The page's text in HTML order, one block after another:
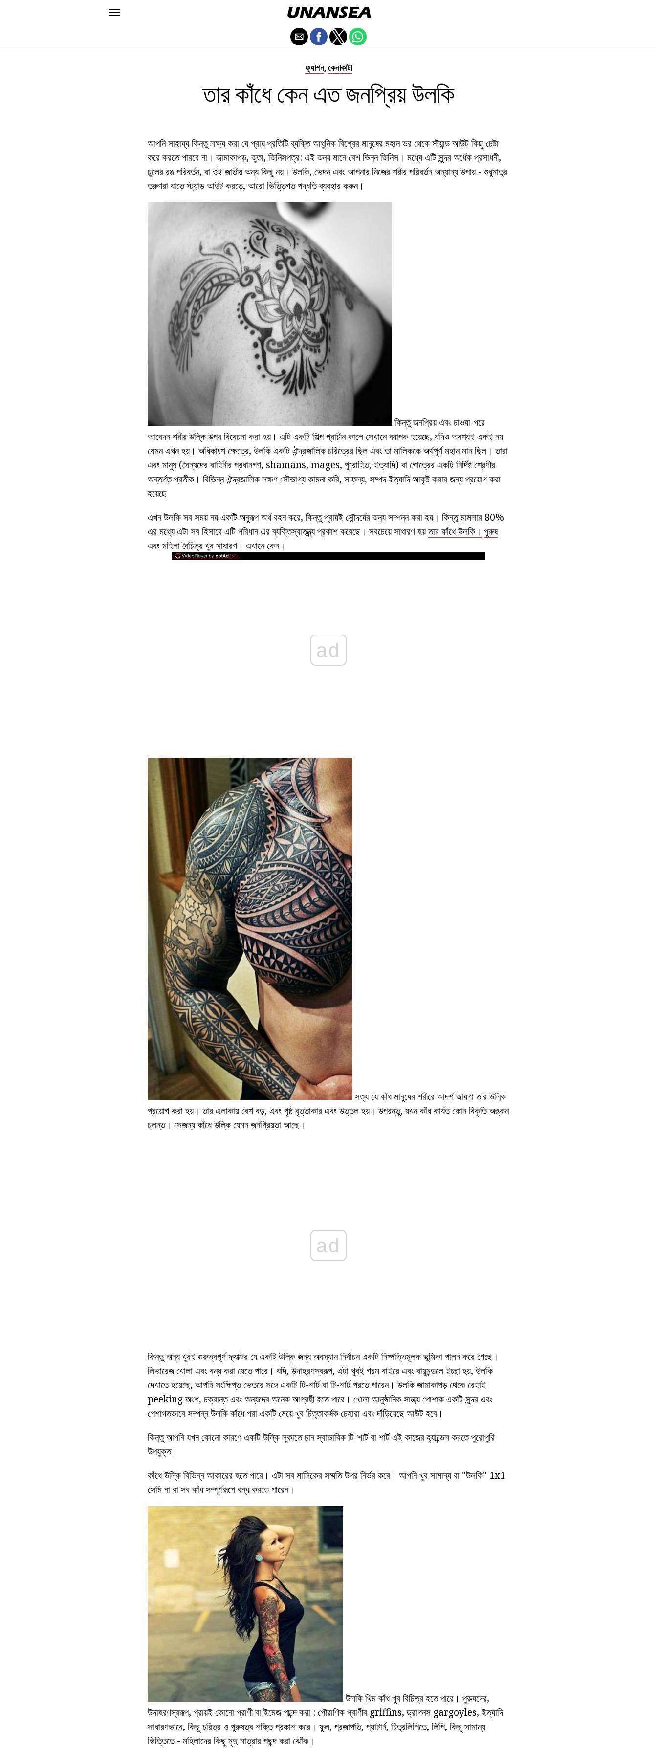
ফ্যাশন, কেনাকাটা
তার কাঁধে কেন এত জনপ্রিয় উলকি
আপনি সাহায্য কিন্তু লক্ষ্য করা যে প্রায় প্রতিটি ব্যক্তি আধুনিক বিশ্বের মানুষের মহান ভর থেকে স্ট্যান্ড আউট কিছু চেষ্টা
করে করতে পারবে না। জামাকাপড়, জুতা, জিনিসপত্র: এই জন্য মানে বেশ ভিন্ন জিনিস। মধ্যে এটি সুন্দর অর্ধেক প্রসাধনী,
চুলের রঙ পরিবর্তন, বা ওই জাতীয় অন্য কিছু নয়। উলকি, ভেদন এবং আপনার নিজের শরীর পরিবর্তন অন্যান্য উপায় - শুধুমাত্র
তরুণরা যাতে স্ট্যান্ড আউট করতে, আরো ভিত্তিগত পদ্ধতি ব্যবহার করুন।
কিন্তু জনপ্রিয় এবং চাওয়া-পরে
আবেদন শরীর উল্কি উপর বিবেচনা করা হয়। এটি একটি শিল্প প্রাচীন কালে সেখানে ব্যাপক হয়েছে, যদিও অবশ্যই একই নয়
যেমন এখন হয়। অধিকাংশ ক্ষেত্রে, উলকি একটি ঐন্দ্রজালিক চরিত্রের ছিল এবং তা মালিককে অর্থপূর্ণ মহান মান ছিল। তারা
এবং মানুষ (সৈন্যদের বাহিনীর প্রধানগণ, shamans, mages, পুরোহিত, ইত্যাদি) বা গোত্রের একটি নির্দিষ্ট শ্রেণীর
অন্তর্গত প্রতীক। বিভিন্ন ঐন্দ্রজালিক লক্ষণ সৌভাগ্য কামনা করি, সাফল্য, সম্পদ ইত্যাদি আকৃষ্ট করার জন্য প্রয়োগ করা
হয়েছে
এখন উলকি সব সময় নয় একটি অনুরূপ অর্থ বহন করে, কিন্তু প্রায়ই সৌন্দর্যের জন্য সম্পন্ন করা হয়। কিন্তু মামলার 80%
এর মধ্যে এটা সব হিসাবে এটি পরিধান এর ব্যক্তিস্বাতন্ত্র্য প্রকাশ করেছে। সবচেয়ে সাধারণ হয়তার কাঁধে উলকি। পুরুষ
এবং মহিলা বৈচিত্র খুব সাধারণ। এখানে কেন।
ad
সত্য যে কাঁধ মানুষের শরীরে আদর্শ জায়গা তার উল্কি
প্রয়োগ করা হয়। তার এলাকায় বেশ বড়, এবং পৃষ্ঠ বৃত্তাকার এবং উত্তল হয়। উপরন্তু, যখন কাঁধ কার্যত কোন বিকৃতি অঙ্কন
চলন্ত। সেজন্য কাঁধে উল্কি যেমন জনপ্রিয়তা আছে।
ad
কিন্তু অন্য খুবই গুরুত্বপূর্ণ ফ্যাক্টর যে একটি উল্কি জন্য অবস্থান নির্বাচন একটি নিষ্পত্তিমূলক ভূমিকা পালন করে গেছে।
লিভারেজ খোলা এবং বন্ধ করা যেতে পারে। যদি, উদাহরণস্বরূপ, এটা খুবই গরম বাইরে এবং বায়ুমন্ডলে ইচ্ছা হয়, উলকি
দেখাতে হয়েছে, আপনি সংক্ষিপ্ত ভেতরে সঙ্গে একটি টি-শার্ট বা টি-শার্ট পরতে পারেন। উলকি জামাকাপড় থেকে রেহাই
peeking অংশ, চক্রান্ত এবং অন্যদের অনেক আগ্রহী হতে পারে। খোলা আনুষ্ঠানিক সান্ধ্য পোশাক একটি সুন্দর এবং
পেশাগতভাবে সম্পন্ন উলকি কাঁধে পরা একটি মেয়ে খুব চিত্তাকর্ষক চেহারা এবং দাঁড়িয়েছে আউট হবে।
কিন্তু আপনি যখন কোনো কারণে একটি উল্কি লুকাতে চান স্বাভাবিক টি-শার্ট বা শার্ট এই কাজের হ্যান্ডেল করতে পুরোপুরি
উপযুক্ত।
কাঁধে উল্কি বিভিন্ন আকারের হতে পারে। এটা সব মালিকের সম্মতি উপর নির্ভর করে। আপনি খুব সামান্য বা "উলকি" 1x1
সেমি না বা সব কাঁধ সম্পূর্ণরূপে বন্ধ করতে পারেন।
উলকি থিম কাঁধ খুব বিচিত্র হতে পারে। পুরুষদের,
উদাহরণস্বরূপ, প্রায়ই কোনো প্রাণী বা ইমেজ পছন্দ করা : পৌরাণিক প্রাণীর griffins, ড্রাগনস gargoyles, ইত্যাদি
সাধারণভাবে, কিছু চরিত্র ও পুরুষত্ব শক্তি প্রকাশ করে। ফুল, প্রজাপতি, প্যাটার্ন, চিত্রলিপিতে, লিপি, কিছু সামান্য
ভিত্তিতে - মহিলাদের কিছু মৃদু মাত্রার পছন্দ করা ঝোঁক।